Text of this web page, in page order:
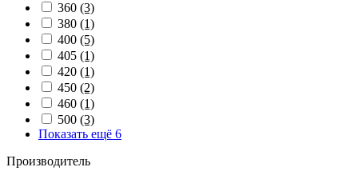
360 (3)
380 (1)
400 (5)
405 (1)
420 (1)
450 (2)
460 (1)
500 (3)
Показать ещё 6
Производитель